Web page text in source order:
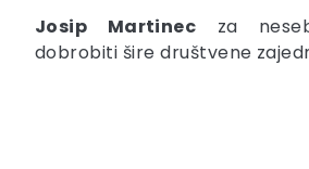
Josip Martinec za
dobrobiti šire društvene